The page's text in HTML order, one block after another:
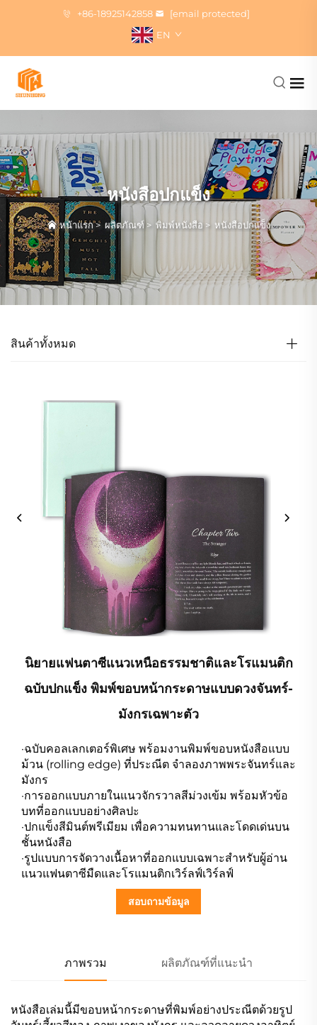
+86-18925142858
[email protected]
EN
หนังสือปกแข็ง
หน้าแรก> ผลิตภัณฑ์ > พิมพ์หนังสือ > หนังสือปกแข็ง
สินค้าทั้งหมด
นิยายแฟนตาซีแนวเหนือธรรมชาติและโรแมนติก
ฉบับปกแข็ง พิมพ์ขอบหน้ากระดาษแบบดวงจันทร์-
มังกรเฉพาะตัว
·ฉบับคอลเลกเตอร์พิเศษ พร้อมงานพิมพ์ขอบหนังสือแบบ
ม้วน (rolling edge) ที่ประณีต จำลองภาพพระจันทร์และ
มังกร
·การออกแบบภายในแนวจักรวาลสีม่วงเข้ม พร้อมหัวข้อ
บทที่ออกแบบอย่างศิลปะ
·ปกแข็งสีมินต์พรีเมียม เพื่อความทนทานและโดดเด่นบน
ชั้นหนังสือ
·รูปแบบการจัดวางเนื้อหาที่ออกแบบเฉพาะสำหรับผู้อ่าน
แนวแฟนตาซีมืดและโรแมนติกเวิร์ลฟ์เวิร์ลฟ์
สอบถามข้อมูล
ภาพรวม ผลิตภัณฑ์ที่แนะนำ
หนังสือเล่มนี้มีขอบหน้ากระดาษที่พิมพ์อย่างประณีตด้วยรูป